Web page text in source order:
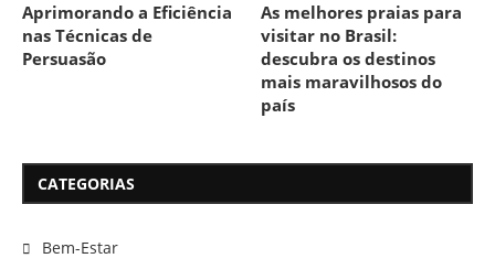
Aprimorando a Eficiência
nas Técnicas de
Persuasão
As melhores praias para
visitar no Brasil:
descubra os destinos
mais maravilhosos do
país
CATEGORIAS
Bem-Estar